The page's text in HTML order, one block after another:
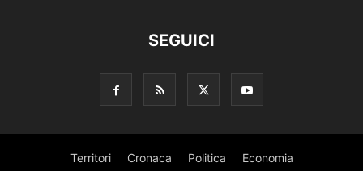
SEGUICI
Territori Cronaca Politica Economia